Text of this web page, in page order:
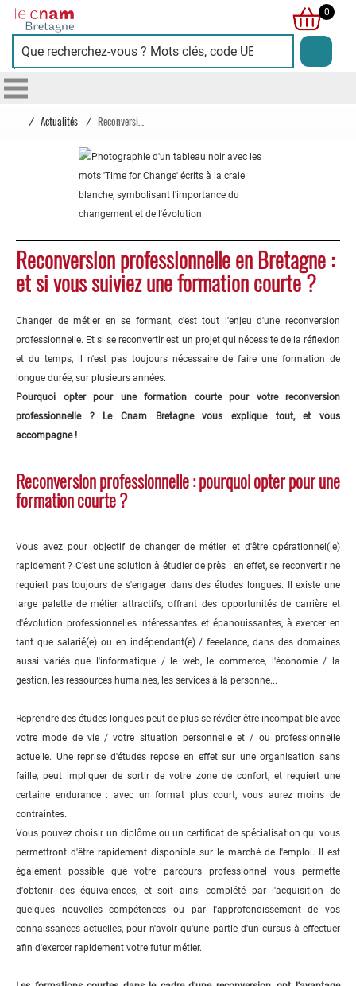
Cnam
Bretagne
0
/ Actualités /
Reconversion professionnelle en Bretagne :
et si vous suiviez une formation courte ?
Changer de métier en se formant, c'est tout l'enjeu d'une reconversion
professionnelle. Et si se reconvertir est un projet qui nécessite de la réflexion
et du temps, il n'est pas toujours nécessaire de faire une formation de
longue durée, sur plusieurs années.
Pourquoi opter pour une formation courte pour votre reconversion
professionnelle ? Le Cnam Bretagne vous explique tout, et vous
accompagne !
Reconversion professionnelle : pourquoi opter pour une
formation courte ?
Vous avez pour objectif de changer de métier et d'être opérationnel(le)
rapidement ? C'est une solution à étudier de près : en effet, se reconvertir ne
requiert pas toujours de s'engager dans des études longues. Il existe une
large palette de métier attractifs, offrant des opportunités de carrière et
d'évolution professionnelles intéressantes et épanouissantes, à exercer en
tant que salarié(e) ou en indépendant(e) / feeelance, dans des domaines
aussi variés que l'informatique / le web, le commerce, l'économie / la
gestion, les ressources humaines, les services à la personne...
Reprendre des études longues peut de plus se révéler être incompatible avec
votre mode de vie / votre situation personnelle et / ou professionnelle
actuelle. Une reprise d'études repose en effet sur une organisation sans
faille, peut impliquer de sortir de votre zone de confort, et requiert une
certaine endurance : avec un format plus court, vous aurez moins de
contraintes.
Vous pouvez choisir un diplôme ou un certificat de spécialisation qui vous
permettront d'être rapidement disponible sur le marché de l'emploi. Il est
également possible que votre parcours professionnel vous permette
d'obtenir des équivalences, et soit ainsi complété par l'acquisition de
quelques nouvelles compétences ou par l'approfondissement de vos
connaissances actuelles, pour n'avoir qu'une partie d'un cursus à effectuer
afin d'exercer rapidement votre futur métier.